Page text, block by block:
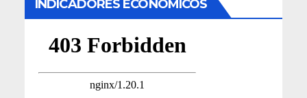
INDICADORES ECONÓMICOS